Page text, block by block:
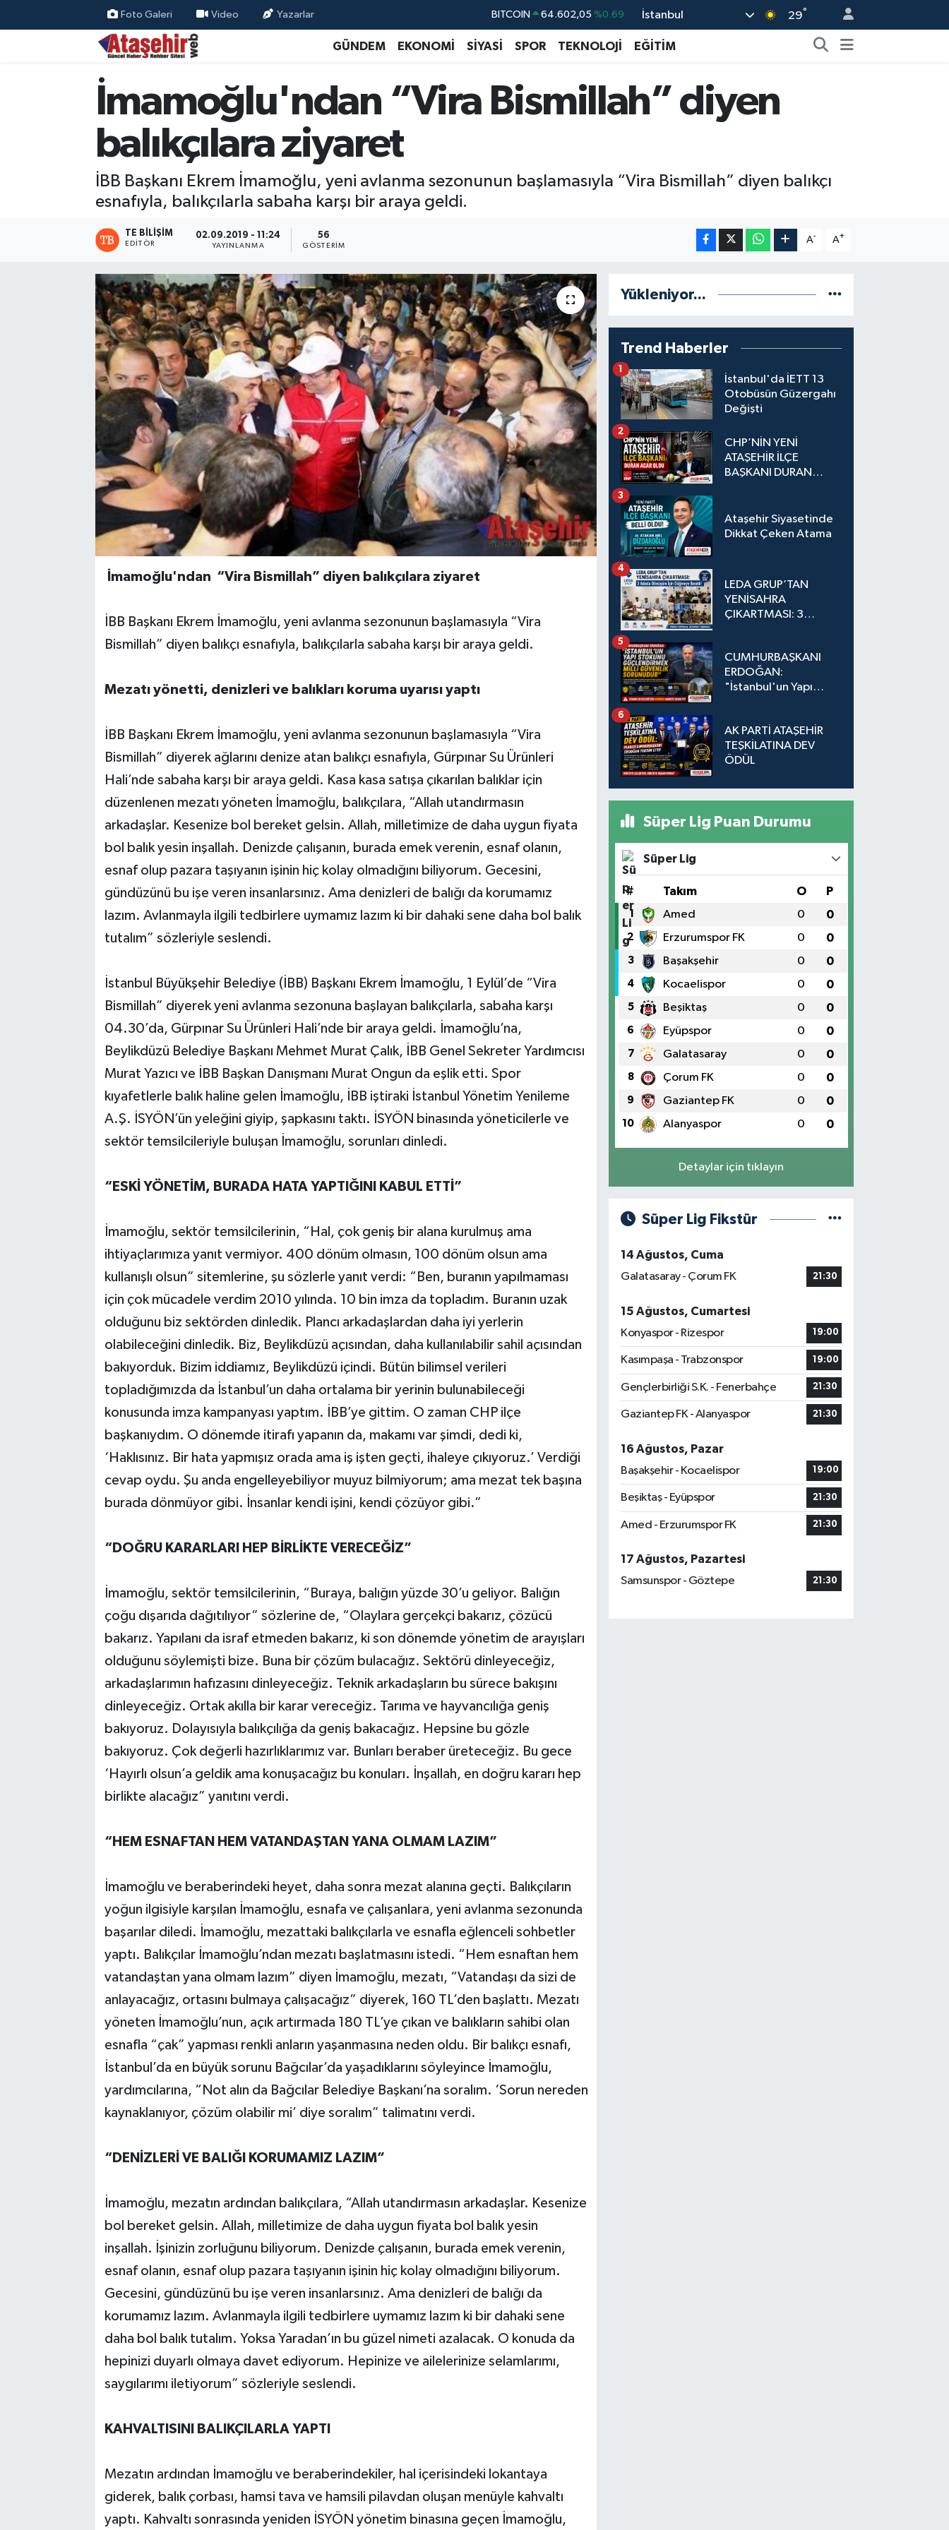
Foto Galeri Video Yazarlar DOLAR 47,6006 %0.06
EURO 55,0250 %0.02
GRAM ALTIN 6513.94 %0.32
BİST100 13.768 %48
İstanbul 29°
GÜNDEM EKONOMİ SİYASİ SPOR TEKNOLOJİ EĞİTİM
İmamoğlu'ndan “Vira Bismillah” diyen
balıkçılara ziyaret
İBB Başkanı Ekrem İmamoğlu, yeni avlanma sezonunun başlamasıyla “Vira Bismillah” diyen balıkçı
esnafıyla, balıkçılarla sabaha karşı bir araya geldi.
TE BILIŞIM
EDITÖR
02.09.2019 - 11:24
YAYINLANMA
56
GÖSTERIM
A- A+
İmamoğlu'ndan “Vira Bismillah” diyen balıkçılara ziyaret
İBB Başkanı Ekrem İmamoğlu, yeni avlanma sezonunun başlamasıyla “Vira
Bismillah” diyen balıkçı esnafıyla, balıkçılarla sabaha karşı bir araya geldi.
Mezatı yönetti, denizleri ve balıkları koruma uyarısı yaptı
İBB Başkanı Ekrem İmamoğlu, yeni avlanma sezonunun başlamasıyla “Vira
Bismillah” diyerek ağlarını denize atan balıkçı esnafıyla, Gürpınar Su Ürünleri
Hali’nde sabaha karşı bir araya geldi. Kasa kasa satışa çıkarılan balıklar için
düzenlenen mezatı yöneten İmamoğlu, balıkçılara, “Allah utandırmasın
arkadaşlar. Kesenize bol bereket gelsin. Allah, milletimize de daha uygun fiyata
bol balık yesin inşallah. Denizde çalışanın, burada emek verenin, esnaf olanın,
esnaf olup pazara taşıyanın işinin hiç kolay olmadığını biliyorum. Gecesini,
gündüzünü bu işe veren insanlarsınız. Ama denizleri de balığı da korumamız
lazım. Avlanmayla ilgili tedbirlere uymamız lazım ki bir dahaki sene daha bol balık
tutalım” sözleriyle seslendi.
İstanbul Büyükşehir Belediye (İBB) Başkanı Ekrem İmamoğlu, 1 Eylül’de “Vira
Bismillah” diyerek yeni avlanma sezonuna başlayan balıkçılarla, sabaha karşı
04.30’da, Gürpınar Su Ürünleri Hali’nde bir araya geldi. İmamoğlu’na,
Beylikdüzü Belediye Başkanı Mehmet Murat Çalık, İBB Genel Sekreter Yardımcısı
Murat Yazıcı ve İBB Başkan Danışmanı Murat Ongun da eşlik etti. Spor
kıyafetlerle balık haline gelen İmamoğlu, İBB iştiraki İstanbul Yönetim Yenileme
A.Ş. İSYÖN’ün yeleğini giyip, şapkasını taktı. İSYÖN binasında yöneticilerle ve
sektör temsilcileriyle buluşan İmamoğlu, sorunları dinledi.
“ESKİ YÖNETİM, BURADA HATA YAPTIĞINI KABUL ETTİ”
İmamoğlu, sektör temsilcilerinin, “Hal, çok geniş bir alana kurulmuş ama
ihtiyaçlarımıza yanıt vermiyor. 400 dönüm olmasın, 100 dönüm olsun ama
kullanışlı olsun” sitemlerine, şu sözlerle yanıt verdi: “Ben, buranın yapılmaması
için çok mücadele verdim 2010 yılında. 10 bin imza da topladım. Buranın uzak
olduğunu biz sektörden dinledik. Plancı arkadaşlardan daha iyi yerlerin
olabileceğini dinledik. Biz, Beylikdüzü açısından, daha kullanılabilir sahil açısından
bakıyorduk. Bizim iddiamız, Beylikdüzü içindi. Bütün bilimsel verileri
topladığımızda da İstanbul’un daha ortalama bir yerinin bulunabileceği
konusunda imza kampanyası yaptım. İBB’ye gittim. O zaman CHP ilçe
başkanıydım. O dönemde itirafı yapanın da, makamı var şimdi, dedi ki,
‘Haklısınız. Bir hata yapmışız orada ama iş işten geçti, ihaleye çıkıyoruz.’ Verdiği
cevap oydu. Şu anda engelleyebiliyor muyuz bilmiyorum; ama mezat tek başına
burada dönmüyor gibi. İnsanlar kendi işini, kendi çözüyor gibi.”
“DOĞRU KARARLARI HEP BİRLİKTE VERECEĞİZ”
İmamoğlu, sektör temsilcilerinin, “Buraya, balığın yüzde 30’u geliyor. Balığın
çoğu dışarıda dağıtılıyor” sözlerine de, “Olaylara gerçekçi bakarız, çözücü
bakarız. Yapılanı da israf etmeden bakarız, ki son dönemde yönetim de arayışları
olduğunu söylemişti bize. Buna bir çözüm bulacağız. Sektörü dinleyeceğiz,
arkadaşlarımın hafızasını dinleyeceğiz. Teknik arkadaşların bu sürece bakışını
dinleyeceğiz. Ortak akılla bir karar vereceğiz. Tarıma ve hayvancılığa geniş
bakıyoruz. Dolayısıyla balıkçılığa da geniş bakacağız. Hepsine bu gözle
bakıyoruz. Çok değerli hazırlıklarımız var. Bunları beraber üreteceğiz. Bu gece
‘Hayırlı olsun’a geldik ama konuşacağız bu konuları. İnşallah, en doğru kararı hep
birlikte alacağız” yanıtını verdi.
“HEM ESNAFTAN HEM VATANDAŞTAN YANA OLMAM LAZIM”
İmamoğlu ve beraberindeki heyet, daha sonra mezat alanına geçti. Balıkçıların
yoğun ilgisiyle karşılan İmamoğlu, esnafa ve çalışanlara, yeni avlanma sezonunda
başarılar diledi. İmamoğlu, mezattaki balıkçılarla ve esnafla eğlenceli sohbetler
yaptı. Balıkçılar İmamoğlu’ndan mezatı başlatmasını istedi. “Hem esnaftan hem
vatandaştan yana olmam lazım” diyen İmamoğlu, mezatı, “Vatandaşı da sizi de
anlayacağız, ortasını bulmaya çalışacağız” diyerek, 160 TL’den başlattı. Mezatı
yöneten İmamoğlu’nun, açık artırmada 180 TL’ye çıkan ve balıkların sahibi olan
esnafla “çak” yapması renkli anların yaşanmasına neden oldu. Bir balıkçı esnafı,
İstanbul’da en büyük sorunu Bağcılar’da yaşadıklarını söyleyince İmamoğlu,
yardımcılarına, “Not alın da Bağcılar Belediye Başkanı’na soralım. ‘Sorun nereden
kaynaklanıyor, çözüm olabilir mi’ diye soralım” talimatını verdi.
“DENİZLERİ VE BALIĞI KORUMAMIZ LAZIM”
İmamoğlu, mezatın ardından balıkçılara, “Allah utandırmasın arkadaşlar. Kesenize
bol bereket gelsin. Allah, milletimize de daha uygun fiyata bol balık yesin
inşallah. İşinizin zorluğunu biliyorum. Denizde çalışanın, burada emek verenin,
esnaf olanın, esnaf olup pazara taşıyanın işinin hiç kolay olmadığını biliyorum.
Gecesini, gündüzünü bu işe veren insanlarsınız. Ama denizleri de balığı da
korumamız lazım. Avlanmayla ilgili tedbirlere uymamız lazım ki bir dahaki sene
daha bol balık tutalım. Yoksa Yaradan’ın bu güzel nimeti azalacak. O konuda da
hepinizi duyarlı olmaya davet ediyorum. Hepinize ve ailelerinize selamlarımı,
saygılarımı iletiyorum” sözleriyle seslendi.
KAHVALTISINI BALIKÇILARLA YAPTI
Mezatın ardından İmamoğlu ve beraberindekiler, hal içerisindeki lokantaya
giderek, balık çorbası, hamsi tava ve hamsili pilavdan oluşan menüyle kahvaltı
yaptı. Kahvaltı sonrasında yeniden İSYÖN yönetim binasına geçen İmamoğlu,
Yükleniyor...
Trend Haberler
İstanbul'da İETT 13
Otobüsün Güzergahı
Değişti
1
CHP’NİN YENİ
ATAŞEHİR İLÇE
BAŞKANI DURAN
2
Ataşehir Siyasetinde
Dikkat Çeken Atama
3
LEDA GRUP’TAN
YENİSAHRA
ÇIKARTMASI: 3
4
CUMHURBAŞKANI
ERDOĞAN:
"İstanbul'un Yapı
Güvenlik Sorunudur"
5
AK PARTİ ATAŞEHİR
TEŞKİLATINA DEV
ÖDÜL
6
Süper Lig Puan Durumu
Süper Lig
# Takım O P
1 Amed 0 0
2 Erzurumspor FK 0 0
3 Başakşehir 0 0
4 Kocaelispor 0 0
5 Beşiktaş 0 0
6 Eyüpspor 0 0
7 Galatasaray 0 0
8 Çorum FK 0 0
9 Gaziantep FK 0 0
10 Alanyaspor 0 0
Detaylar için tıklayın
Süper Lig Fikstür
14 Ağustos, Cuma
Galatasaray - Çorum FK
21:30
15 Ağustos, Cumartesi
Konyaspor - Rizespor
19:00
Kasımpaşa - Trabzonspor 19:00
Gençlerbirliği S.K. - Fenerbahçe 21:30
Gaziantep FK - Alanyaspor 21:30
16 Ağustos, Pazar
Başakşehir - Kocaelispor
19:00
Beşiktaş - Eyüpspor 21:30
Amed - Erzurumspor FK 21:30
17 Ağustos, Pazartesi
Samsunspor - Göztepe
21:30
Hava Durumu
Trafik Durumu
Süper Lig Puan Durumu ve Fikstür
Tüm Manşetler
Son Dakika Haberleri
Haber Arşivi